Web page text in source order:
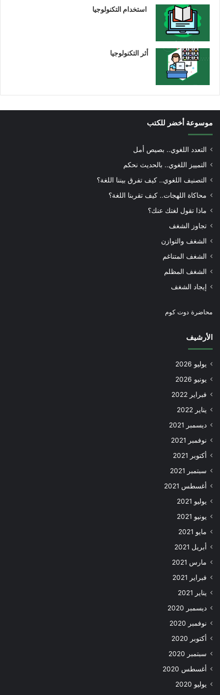
استخدام التكنولوجيا
أثر التكنولوجيا
موسوعة أخضر للكتب
التعدد اللغوي.. بصيص أمل
التمييز اللغوي.. بالحديث نحكم
التصنيف اللغوي.. كيف تفرق بيننا اللغة؟
محاكاة اللهجات.. كيف تقربنا اللغة؟
ماذا تقول لغتك عنك؟
تجاوز الشغف
الشغف والتوازن
الشغف المتناغم
الشغف المظلم
إيجاد الشغف
محاضرة دوت كوم
الأرشيف
يوليو 2026
يونيو 2026
فبراير 2022
يناير 2022
ديسمبر 2021
نوفمبر 2021
أكتوبر 2021
سبتمبر 2021
أغسطس 2021
يوليو 2021
يونيو 2021
مايو 2021
أبريل 2021
مارس 2021
فبراير 2021
يناير 2021
ديسمبر 2020
نوفمبر 2020
أكتوبر 2020
سبتمبر 2020
أغسطس 2020
يوليو 2020